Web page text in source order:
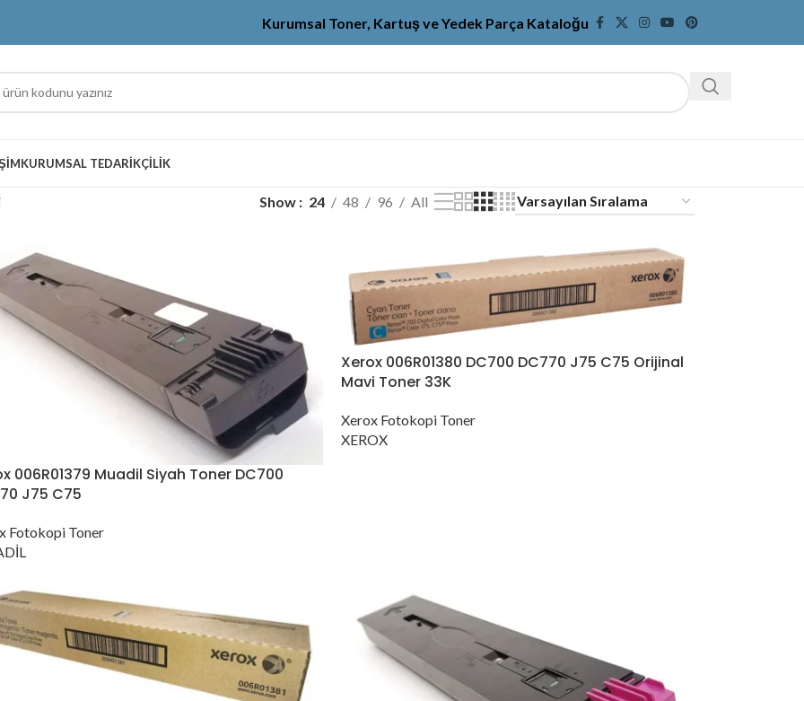
Kurumsal Toner, Kartuş ve Yedek Parça Kataloğu
KURUMSAL TEDARIKÇILIK
Show 24 48 96 All
006R01379 Muadil Siyah Toner DC700
J75 C75
Fotokopi Toner
Xerox 006R01380 DC700 DC770 J75 C75 Orijinal
Mavi Toner 33K
Xerox Fotokopi Toner
XEROX